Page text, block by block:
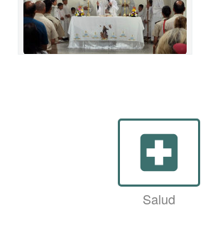
local_hospital
Salud